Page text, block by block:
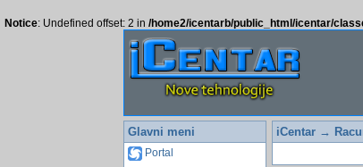
Notice: Undefined offset: 2 in /home2/icentarb/public_html/icentar/
Glavni meni
Portal
iCentar→